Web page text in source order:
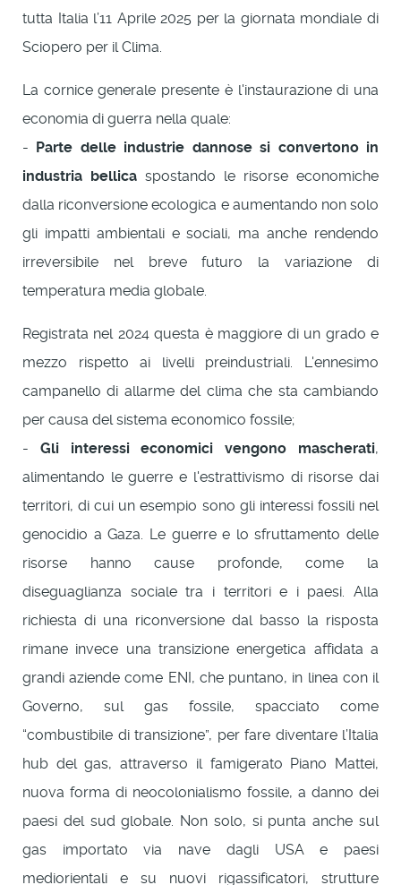
tutta Italia l’11 Aprile 2025 per la giornata mondiale di
Sciopero per il Clima.
La cornice generale presente è l'instaurazione di una
economia di guerra nella quale:
- Parte delle industrie dannose si convertono in
industria bellica spostando le risorse economiche
dalla riconversione ecologica e aumentando non solo
gli impatti ambientali e sociali, ma anche rendendo
irreversibile nel breve futuro la variazione di
temperatura media globale.
Registrata nel 2024 questa è maggiore di un grado e
mezzo rispetto ai livelli preindustriali. L'ennesimo
campanello di allarme del clima che sta cambiando
per causa del sistema economico fossile;
- Gli interessi economici vengono mascherati,
alimentando le guerre e l'estrattivismo di risorse dai
territori, di cui un esempio sono gli interessi fossili nel
genocidio a Gaza. Le guerre e lo sfruttamento delle
risorse hanno cause profonde, come la
diseguaglianza sociale tra i territori e i paesi. Alla
richiesta di una riconversione dal basso la risposta
rimane invece una transizione energetica affidata a
grandi aziende come ENI, che puntano, in linea con il
Governo, sul gas fossile, spacciato come
“combustibile di transizione”, per fare diventare l’Italia
hub del gas, attraverso il famigerato Piano Mattei,
nuova forma di neocolonialismo fossile, a danno dei
paesi del sud globale. Non solo, si punta anche sul
gas importato via nave dagli USA e paesi
mediorientali e su nuovi rigassificatori, strutture